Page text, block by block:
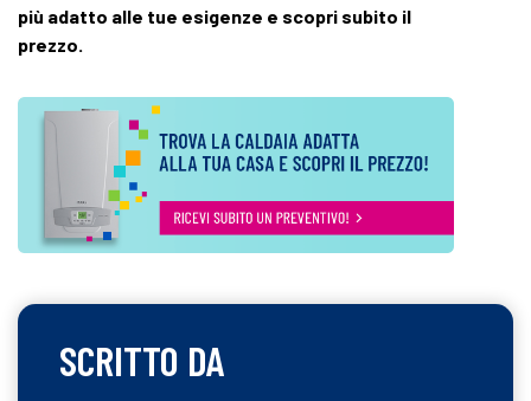
più adatto alle tue esigenze e scopri subito il
prezzo.
SCRITTO DA